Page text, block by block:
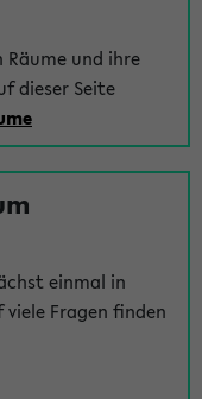
Räume und ihre
dieser Seite
einmal in
Fragen finden